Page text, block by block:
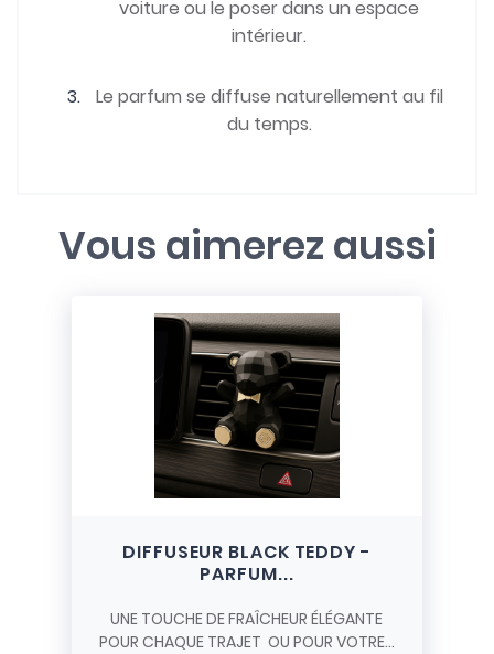
voiture ou le poser dans un espace
intérieur.
Le parfum se diffuse naturellement au fil
du temps.
Vous aimerez aussi
DIFFUSEUR BLACK TEDDY -
PARFUM...
UNE TOUCHE DE FRAÎCHEUR ÉLÉGANTE
POUR CHAQUE TRAJET OU POUR VOTRE...